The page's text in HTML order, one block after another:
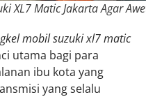
XL7 Matic Jakarta Agar
mobil suzuki xl7 matic
utama bagi para
ibu kota yang
yang selalu